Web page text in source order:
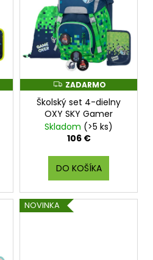
Z
A
D
A
R
M
O
ZADARMO
Školský set 4-dielny
OXY SKY Gamer
Skladom (>5 ks)
106 €
DO KOŠÍKA
NOVINKA